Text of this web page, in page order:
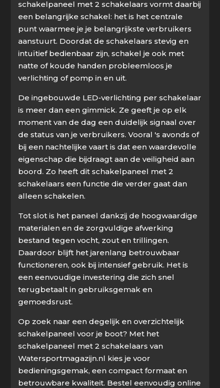
schakelpaneel met 2 schakelaars vormt daarbij
een belangrijke schakel: het is het centrale
punt waarmee je je belangrijkste verbruikers
aanstuurt. Doordat de schakelaars stevig en
intuïtief bedienbaar zijn, schakel je ook met
natte of koude handen probleemloos je
verlichting of pomp in en uit.
De ingebouwde LED-verlichting per schakelaar
is meer dan een gimmick. Ze geeft je op elk
moment van de dag een duidelijk signaal over
de status van je verbruikers. Vooral 's avonds of
bij een nachtelijke vaart is dat een waardevolle
eigenschap die bijdraagt aan de veiligheid aan
boord. Zo heeft dit schakelpaneel met 2
schakelaars een functie die verder gaat dan
alleen schakelen.
Tot slot is het paneel dankzij de hoogwaardige
materialen en de zorgvuldige afwerking
bestand tegen vocht, zout en trillingen.
Daardoor blijft het jarenlang betrouwbaar
functioneren, ook bij intensief gebruik. Het is
een eenvoudige investering die zich snel
terugbetaalt in gebruiksgemak en
gemoedsrust.
Op zoek naar een degelijk en overzichtelijk
schakelpaneel voor je boot? Met het
schakelpaneel met 2 schakelaars van
Watersportmagazijn.nl kies je voor
bedieningsgemak, een compact formaat en
betrouwbare kwaliteit. Bestel eenvoudig online